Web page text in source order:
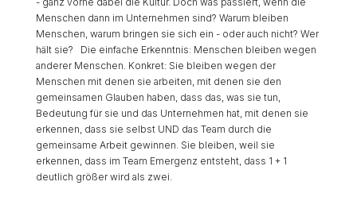
Menschen dann im Unternehmen sind? Warum bleiben
Menschen, warum bringen sie sich ein - oder auch nicht? Wer
hält sie? Die einfache Erkenntnis: Menschen bleiben wegen
anderer Menschen. Konkret: Sie bleiben wegen der
Menschen mit denen sie arbeiten, mit denen sie den
gemeinsamen Glauben haben, dass das, was sie tun,
Bedeutung für sie und das Unternehmen hat, mit denen sie
erkennen, dass sie selbst UND das Team durch die
gemeinsame Arbeit gewinnen. Sie bleiben, weil sie
erkennen, dass im Team Emergenz entsteht, dass 1 + 1
deutlich größer wird als zwei.